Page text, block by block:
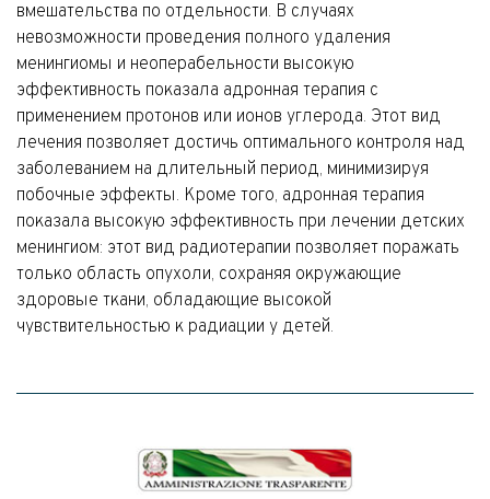
вмешательства по отдельности. В случаях
невозможности проведения полного удаления
менингиомы и неоперабельности высокую
эффективность показала адронная терапия с
применением протонов или ионов углерода. Этот вид
лечения позволяет достичь оптимального контроля над
заболеванием на длительный период, минимизируя
побочные эффекты. Кроме того, адронная терапия
показала высокую эффективность при лечении детских
менингиом: этот вид радиотерапии позволяет поражать
только область опухоли, сохраняя окружающие
здоровые ткани, обладающие высокой
чувствительностью к радиации у детей.